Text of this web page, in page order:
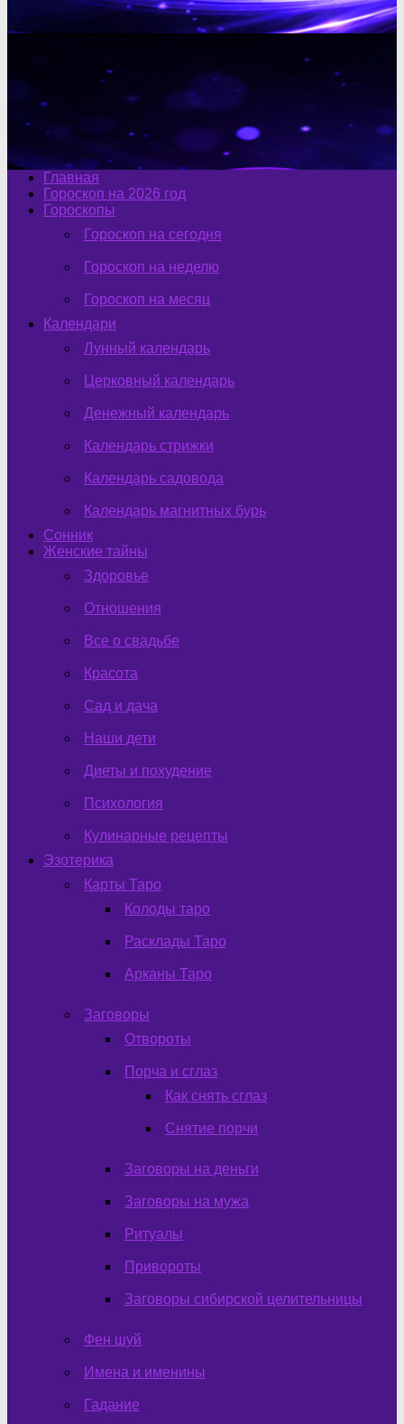
Главная
Гороскоп на 2026 год
Гороскопы
Гороскоп на сегодня
Гороскоп на неделю
Гороскоп на месяц
Календари
Лунный календарь
Церковный календарь
Денежный календарь
Календарь стрижки
Календарь садовода
Календарь магнитных бурь
Сонник
Женские тайны
Здоровье
Отношения
Все о свадьбе
Красота
Сад и дача
Наши дети
Диеты и похудение
Психология
Кулинарные рецепты
Эзотерика
Карты Таро
Колоды таро
Расклады Таро
Арканы Таро
Заговоры
Отвороты
Порча и сглаз
Как снять сглаз
Снятие порчи
Заговоры на деньги
Заговоры на мужа
Ритуалы
Привороты
Заговоры сибирской целительницы
Фен шуй
Имена и именины
Гадание